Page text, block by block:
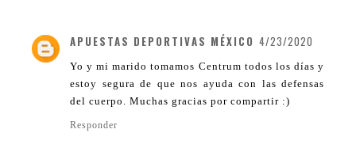
APUESTAS DEPORTIVAS MÉXICO 4/23/2020
Yo y mi marido tomamos Centrum todos los días y
estoy segura de que nos ayuda con las defensas
del cuerpo. Muchas gracias por compartir :)
Responder